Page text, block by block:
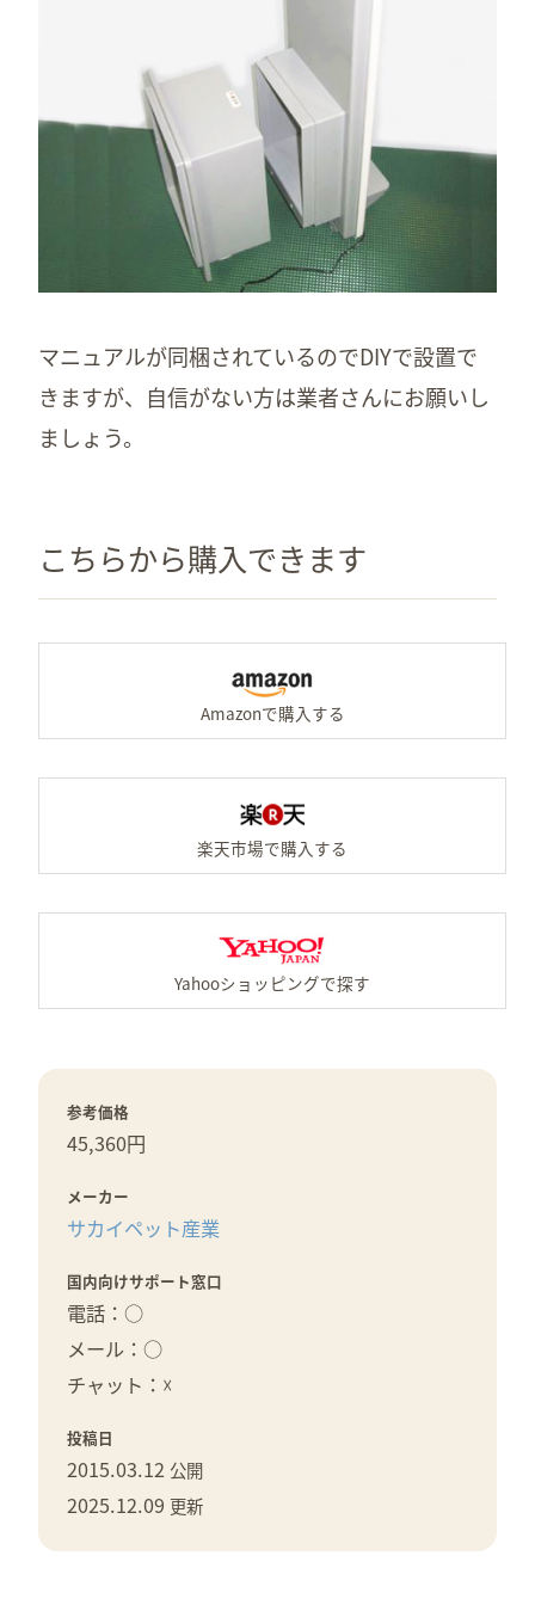
マニュアルが同梱されているのでDIYで設置で
きますが、自信がない方は業者さんにお願いし
ましょう。
こちらから購入できます
参考価格
45,360円
メーカー
サカイペット産業
国内向けサポート窓口
電話：○
メール：○
チャット：☓
投稿日
2015.03.12 公開
2025.12.09 更新